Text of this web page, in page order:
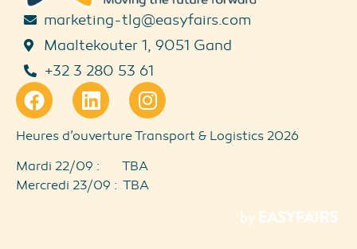
marketing-tlg@easyfairs.com
Maaltekouter 1, 9051 Gand
+32 3 280 53 61
Heures d’ouverture Transport & Logistics 2026
Mardi 22/09 : TBA
Mercredi 23/09 : TBA